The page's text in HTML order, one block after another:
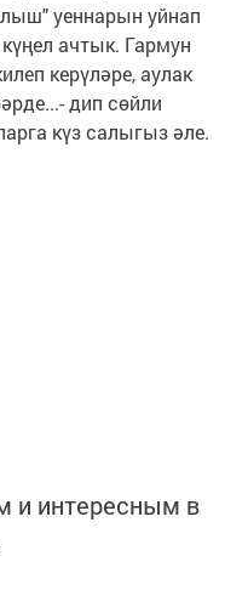
уеннарын уйнап
ачтык. Гармун
керүләре, аулак
дип сөйли
күз салыгыз әле.
и интересным в